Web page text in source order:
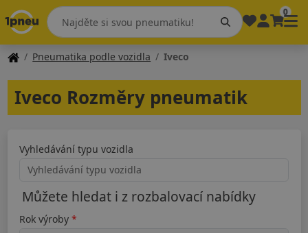
0
Pneumatika podle vozidla Iveco
Iveco Rozměry pneumatik
Vyhledávání typu vozidla
Můžete hledat i z rozbalovací nabídky
Rok výroby